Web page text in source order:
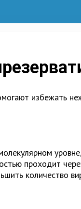
избежать
проходит
количество